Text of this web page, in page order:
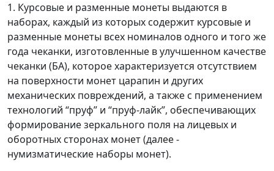
1. Курсовые и разменные монеты выдаются в
наборах, каждый из которых содержит курсовые и
разменные монеты всех номиналов одного и того же
года чеканки, изготовленные в улучшенном качестве
чеканки (БА), которое характеризуется отсутствием
на поверхности монет царапин и других
механических повреждений, а также с применением
технологий “пруф” и “пруф-лайк”, обеспечивающих
формирование зеркального поля на лицевых и
оборотных сторонах монет (далее -
нумизматические наборы монет).